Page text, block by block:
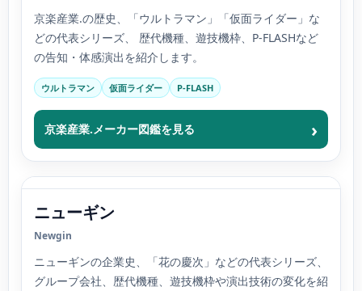
京楽産業.の歴史、「ウルトラマン」「仮面ライダー」な
どの代表シリーズ、 歴代機種、遊技機枠、P-FLASHなど
の告知・体感演出を紹介します。
ウルトラマン 仮面ライダー P-FLASH
京楽産業.メーカー図鑑を見る
ニューギン
Newgin
ニューギンの企業史、「花の慶次」などの代表シリーズ、
グループ会社、歴代機種、遊技機枠や演出技術の変化を紹